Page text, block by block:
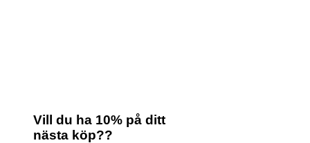
Vill du ha 10% på ditt
nästa köp??